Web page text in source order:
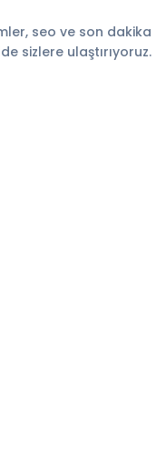
seo ve son dakika
sizlere ulaştırıyoruz.